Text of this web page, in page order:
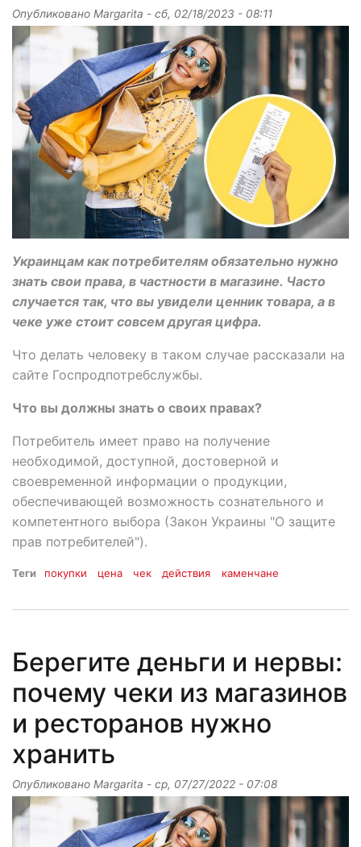
Опубликовано Margarita - сб, 02/18/2023 - 08:11
Украинцам как потребителям обязательно нужно
знать свои права, в частности в магазине. Часто
случается так, что вы увидели ценник товара, а в
чеке уже стоит совсем другая цифра.
Что делать человеку в таком случае рассказали на
сайте Госпродпотребслужбы.
Что вы должны знать о своих правах?
Потребитель имеет право на получение
необходимой, доступной, достоверной и
своевременной информации о продукции,
обеспечивающей возможность сознательного и
компетентного выбора (Закон Украины "О защите
прав потребителей").
Теги покупки цена чек действия каменчане
Берегите деньги и нервы:
почему чеки из магазинов
и ресторанов нужно
хранить
Опубликовано Margarita - ср, 07/27/2022 - 07:08